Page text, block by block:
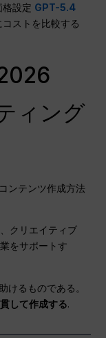
格設定 GPT-5.4
ストを比較する
ィング
ンテンツ作成方法
クリエイティブ
をサポートす
けるものである。
して作成する.